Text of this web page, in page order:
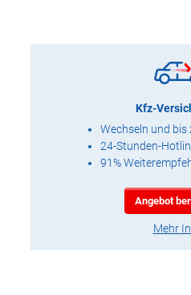
Kfz-
Wechseln und bis
24-Stunden-
91%
Angebot
Mehr